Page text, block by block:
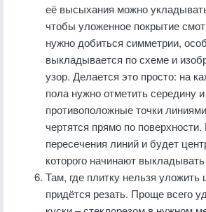
её высыхания можно
чтобы уложенное покрытие
нужно добиться симметрии,
выкладывается по схеме и
узор. Делается это просто: на
пола нужно отметить середину
противоположные точки
чертятся прямо по
пересечения линий и будет
которого начинают
Там, где плитку нельзя уложить
придётся резать. Проще всего